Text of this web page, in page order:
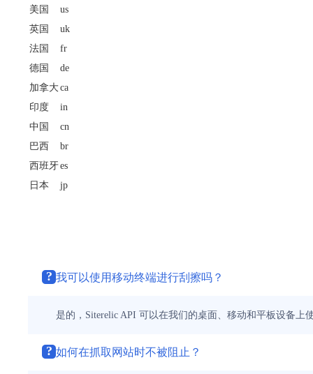
美国
us
英国
uk
法国
fr
德国
de
加拿大ca
印度
in
中国
cn
巴西
br
西班牙es
日本
jp
? 我可以使用移动终端进行刮擦吗？
是的，Siterelic API 可以在我们的桌面、移动和平板设备上
? 如何在抓取网站时不被阻止？